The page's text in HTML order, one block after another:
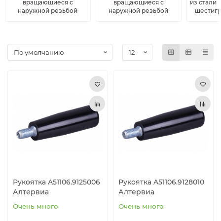
Роликовые подшипники
Профильные направляющие THK
Шарнирные (карданные) соединения
Фиксирующие элементы
Выравнивающие опоры
Промышленные петли
Замки
Аксессуары для гидравлики
вращающиеся с
наружной резьбой
вращающиеся с
наружной резьбой
из стали
Рукоятка A51106.9125006
Алтервиа
Очень много
Рукоятка A51106.9128010
Алтервиа
Очень много